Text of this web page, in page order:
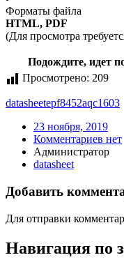
Форматы файла
HTML, PDF
(Для просмотра
Подождите, идет
Просмотрено: 209
datasheetepf8452aqc1603
23 ноября, 2019
Комментариев нет
Администратор
datasheet
Добавить
Для отправки
Навигация по